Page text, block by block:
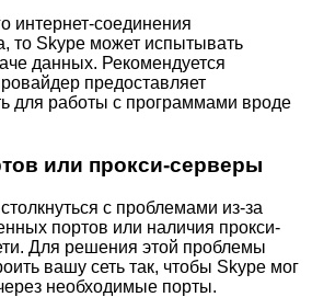
интернет-соединения
то Skype может испытывать
данных. Рекомендуется
предоставляет
для работы с программами вроде
или прокси-серверы
с проблемами из-за
портов или наличия прокси-
Для решения этой проблемы
вашу сеть так, чтобы Skype мог
необходимые порты.